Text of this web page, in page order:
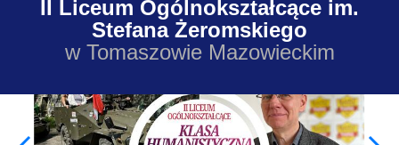
II Liceum Ogólnokształcące im.
Stefana Żeromskiego
w Tomaszowie Mazowieckim